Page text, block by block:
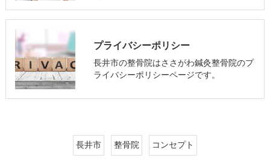
プライバシーポリシー
長井市の整骨院はささがわ鍼灸整骨院のプ
ライバシーポリシーページです。
長井市 整骨院 コンセプト